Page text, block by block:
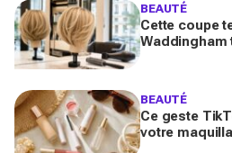
BEAUTÉ
Cette coupe
BEAUTÉ
Ce geste
votre